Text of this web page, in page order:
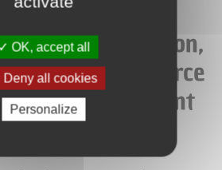
jeunes
des Mourres
projet de création,
d’un commerce
recevant
OK, accept all
Deny all cookies
Personalize